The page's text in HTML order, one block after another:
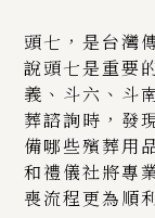
頭七，是台灣
說頭七是重要
義、斗六、斗
葬諮詢時，發
備哪些殯葬用
和禮儀社將專
喪流程更為順